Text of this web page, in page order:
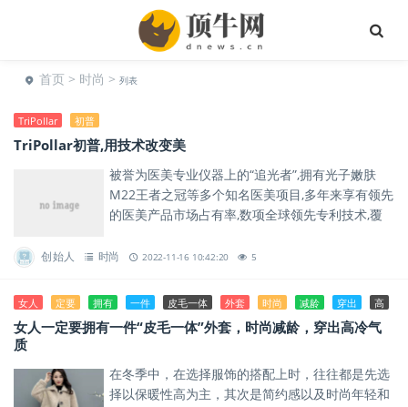
首页 > 时尚 > 列表
TriPollar 初普
TriPollar初普,用技术改变美
被誉为医美专业仪器上的“追光者”,拥有光子嫩肤
M22王者之冠等多个知名医美项目,多年来享有领先
的医美产品市场占有率,数项全球领先专利技术,覆
使用。
创始人 时尚 2022-11-16 10:42:20 5
女人 定要 拥有 一件 皮毛一体 外套 时尚 减龄 穿出 高
女人一定要拥有一件“皮毛一体”外套，时尚减龄，穿出高冷气
质
在冬季中，在选择服饰的搭配上时，往往都是先选
择以保暖性高为主，其次是简约感以及时尚年轻和